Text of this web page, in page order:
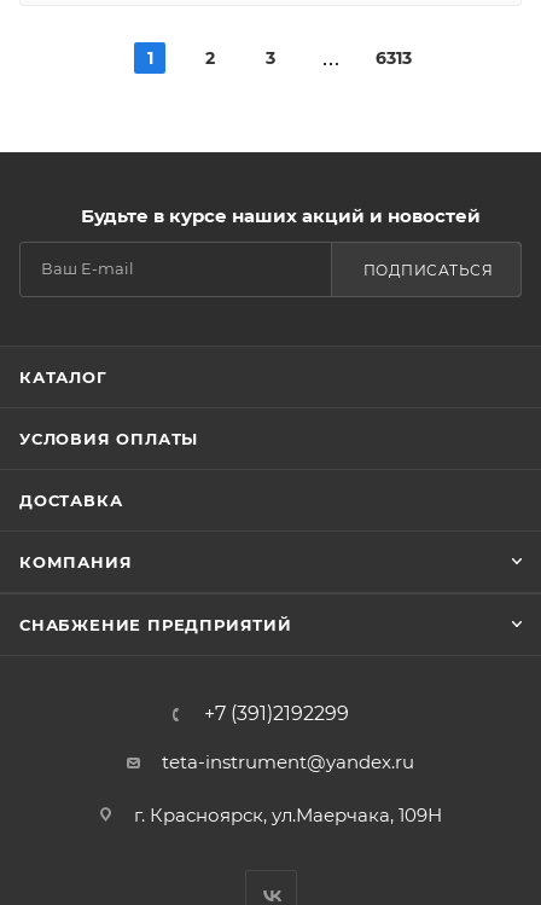
1 2 3 6313
Будьте в курсе наших акций и новостей
ПОДПИСАТЬСЯ
КАТАЛОГ
УСЛОВИЯ ОПЛАТЫ
ДОСТАВКА
КОМПАНИЯ
СНАБЖЕНИЕ ПРЕДПРИЯТИЙ
+7 (391)2192299
teta-instrument@yandex.ru
г. Красноярск, ул.Маерчака, 109Н